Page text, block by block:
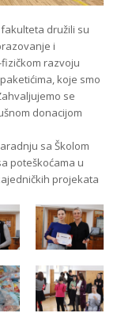
družili su
i
razvoju
koje smo
se
donacijom
sa Školom
poteškoćama u
projekata